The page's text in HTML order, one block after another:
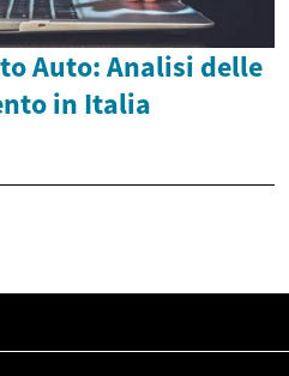
Auto: Analisi delle
in Italia